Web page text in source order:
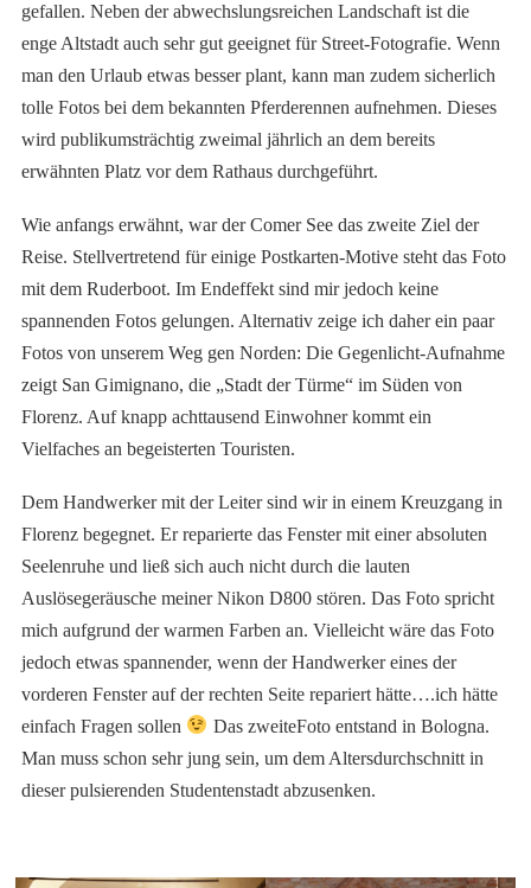
gefallen. Neben der abwechslungsreichen Landschaft ist die
enge Altstadt auch sehr gut geeignet für Street-Fotografie. Wenn
man den Urlaub etwas besser plant, kann man zudem sicherlich
tolle Fotos bei dem bekannten Pferderennen aufnehmen. Dieses
wird publikumsträchtig zweimal jährlich an dem bereits
erwähnten Platz vor dem Rathaus durchgeführt.
Wie anfangs erwähnt, war der Comer See das zweite Ziel der
Reise. Stellvertretend für einige Postkarten-Motive steht das Foto
mit dem Ruderboot. Im Endeffekt sind mir jedoch keine
spannenden Fotos gelungen. Alternativ zeige ich daher ein paar
Fotos von unserem Weg gen Norden: Die Gegenlicht-Aufnahme
zeigt San Gimignano, die „Stadt der Türme“ im Süden von
Florenz. Auf knapp achttausend Einwohner kommt ein
Vielfaches an begeisterten Touristen.
Dem Handwerker mit der Leiter sind wir in einem Kreuzgang in
Florenz begegnet. Er reparierte das Fenster mit einer absoluten
Seelenruhe und ließ sich auch nicht durch die lauten
Auslösegeräusche meiner Nikon D800 stören. Das Foto spricht
mich aufgrund der warmen Farben an. Vielleicht wäre das Foto
jedoch etwas spannender, wenn der Handwerker eines der
vorderen Fenster auf der rechten Seite repariert hätte….ich hätte
einfach Fragen sollen
Das zweiteFoto entstand in Bologna.
Man muss schon sehr jung sein, um dem Altersdurchschnitt in
dieser pulsierenden Studentenstadt abzusenken.